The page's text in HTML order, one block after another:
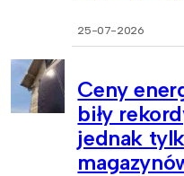
25-07-2026
Ceny
biły
jednak